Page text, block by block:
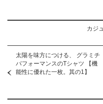
カジ
太陽を味方につける、 グラミチ
パフォーマンスのTシャツ 【機
能性に優れた一枚。其の1】